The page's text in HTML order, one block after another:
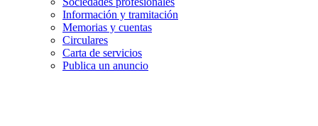
Información y tramitación
Memorias y cuentas
Circulares
Carta de servicios
Publica un anuncio